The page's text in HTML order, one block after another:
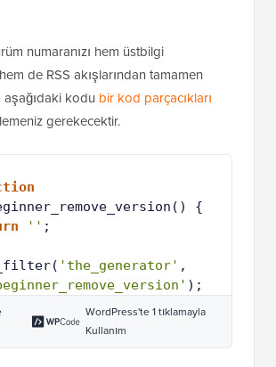
numaranızı hem üstbilgi
de RSS akışlarından tamamen
{
'';
'the_generator'
,